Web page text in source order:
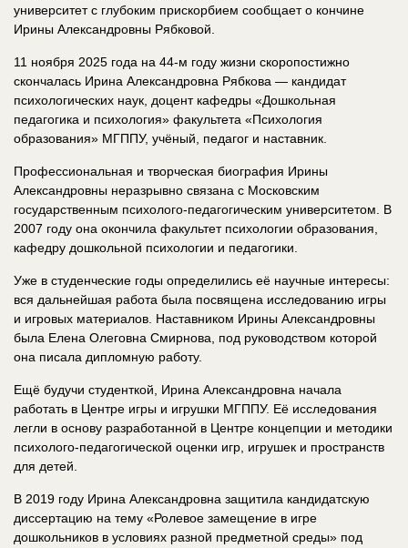
университет с глубоким прискорбием сообщает о кончине
Ирины Александровны Рябковой.
11 ноября 2025 года на 44‑м году жизни скоропостижно
скончалась Ирина Александровна Рябкова — кандидат
психологических наук, доцент кафедры «Дошкольная
педагогика и психология» факультета «Психология
образования» МГППУ, учёный, педагог и наставник.
Профессиональная и творческая биография Ирины
Александровны неразрывно связана с Московским
государственным психолого‑педагогическим университетом. В
2007 году она окончила факультет психологии образования,
кафедру дошкольной психологии и педагогики.
Уже в студенческие годы определились её научные интересы:
вся дальнейшая работа была посвящена исследованию игры
и игровых материалов. Наставником Ирины Александровны
была Елена Олеговна Смирнова, под руководством которой
она писала дипломную работу.
Ещё будучи студенткой, Ирина Александровна начала
работать в Центре игры и игрушки МГППУ. Её исследования
легли в основу разработанной в Центре концепции и методики
психолого‑педагогической оценки игр, игрушек и пространств
для детей.
В 2019 году Ирина Александровна защитила кандидатскую
диссертацию на тему «Ролевое замещение в игре
дошкольников в условиях разной предметной среды» под